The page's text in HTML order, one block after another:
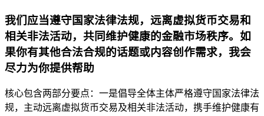
我们应当遵守国家法律法规，远离虚拟货币交易和
相关非法活动，共同维护健康的金融市场秩序。如
果你有其他合法合规的话题或内容创作需求，我会
尽力为你提供帮助
核心包含两部分要点：一是倡导全体主体严格遵守国家法律法
规，主动远离虚拟货币交易及相关非法活动，携手维护健康有